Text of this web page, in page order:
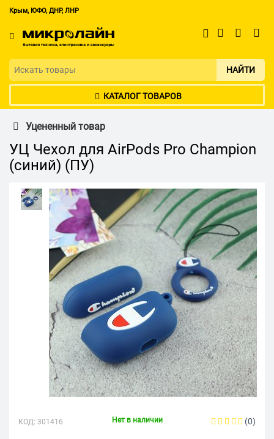
Крым, ЮФО, ДНР, ЛНР
НАЙТИ
КАТАЛОГ ТОВАРОВ
Уцененный товар
УЦ Чехол для AirPods Pro Champion
(синий) (ПУ)
КОД: 301416 Нет в наличии (0)